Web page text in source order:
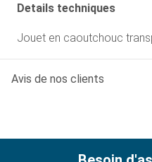
Details techniques
Jouet en caoutchouc
Avis de nos clients